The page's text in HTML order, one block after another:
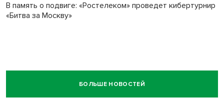
В память о подвиге: «Ростелеком» проведет кибертурнир
«Битва за Москву»
БОЛЬШЕ НОВОСТЕЙ